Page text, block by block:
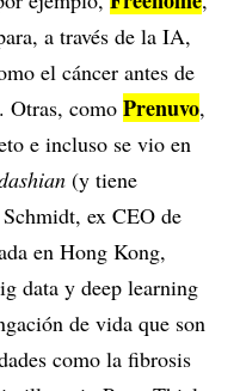
a través de la IA,
el cáncer antes de
Otras, como Prenuvo,
e incluso se vio en
(y tiene
ex CEO de
en Hong Kong,
data y deep learning
de vida que son
como la fibrosis